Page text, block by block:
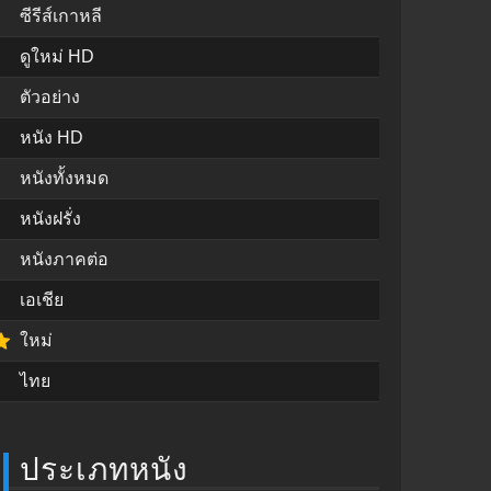
ซีรีส์เกาหลี
ดูใหม่ HD
ตัวอย่าง
หนัง HD
หนังทั้งหมด
หนังฝรั่ง
หนังภาคต่อ
เอเชีย
ใหม่
ไทย
ประเภทหนัง